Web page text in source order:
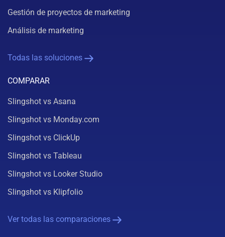
Gestión de proyectos de marketing
Análisis de marketing
Todas las soluciones
COMPARAR
Slingshot vs Asana
Slingshot vs Monday.com
Slingshot vs ClickUp
Slingshot vs Tableau
Slingshot vs Looker Studio
Slingshot vs Klipfolio
Ver todas las comparaciones